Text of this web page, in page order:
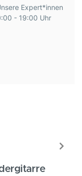
Expert*innen
- 19:00 Uhr